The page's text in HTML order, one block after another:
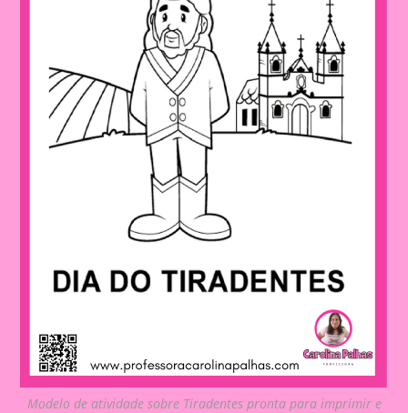
Modelo de atividade sobre Tiradentes pronta para imprimir e